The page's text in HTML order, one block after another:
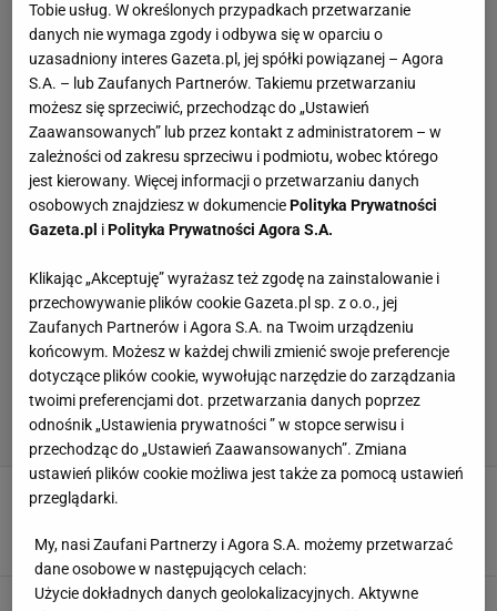
Hubert Rybkowski, 22 PAŹDZIERNIKA 2025, 21:39
Nie do wiary! Rzut roku już mamy. Koledzy
Tobie usług. W określonych przypadkach przetwarzanie
danych nie wymaga zgody i odbywa się w oparciu o
uzasadniony interes Gazeta.pl, jej spółki powiązanej – Agora
S.A. – lub Zaufanych Partnerów. Takiemu przetwarzaniu
możesz się sprzeciwić, przechodząc do „Ustawień
Zaawansowanych” lub przez kontakt z administratorem – w
zależności od zakresu sprzeciwu i podmiotu, wobec którego
jest kierowany. Więcej informacji o przetwarzaniu danych
osobowych znajdziesz w dokumenciePolityka Prywatności
Gazeta.pl iPolityka Prywatności Agora S.A.
Klikając „Akceptuję” wyrażasz też zgodę na zainstalowanie i
przechowywanie plików cookie Gazeta.pl sp. z o.o., jej
Zaufanych Partnerów i Agora S.A. na Twoim urządzeniu
końcowym. Możesz w każdej chwili zmienić swoje preferencje
dotyczące plików cookie, wywołując narzędzie do zarządzania
twoimi preferencjami dot. przetwarzania danych poprzez
odnośnik „Ustawienia prywatności ” w stopce serwisu i
przechodząc do „Ustawień Zaawansowanych”. Zmiana
ustawień plików cookie możliwa jest także za pomocą ustawień
przeglądarki.
My, nasi Zaufani Partnerzy i Agora S.A. możemy przetwarzać
dane osobowe w następujących celach:
Użycie dokładnych danych geolokalizacyjnych. Aktywne